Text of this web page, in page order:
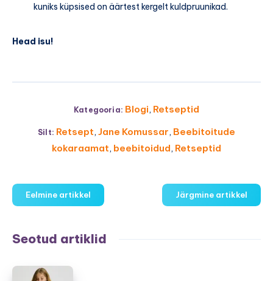
kuniks küpsised on äärtest kergelt kuldpruunikad.
Head isu!
Kategooria: Blogi, Retseptid
Silt: Retsept, Jane Komussar, Beebitoitude
kokaraamat, beebitoidud, Retseptid
Eelmine artikkel Järgmine artikkel
Seotud artiklid
Reserved